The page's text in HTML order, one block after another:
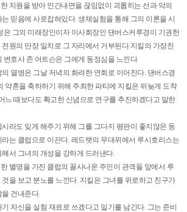
지원을 받아 인간내면을 끊임없이 괴롭히는 선과 악의
믿음에 사로잡혀있다. 생체실험을 통해 그의 이론을 시
은 그의 미래장인이자 이사회장인 댄버스커루경이 기권한
원의 만장 일치로 그 자리에서 거부된다.지킬의 가장친
변호사 존 어트슨은 그에게 동정심을 느낀다.
열병은 그날 저녁의 화려한 연회로 이어진다. 댄버스경
약혼을 축하하기 위해 주최한 파티에 지킬은 뒤늦게 도착
느 때보다도 확고한 신념으로 연구를 추진하겠다고 말한
라도 잊게 해주기 위해 그를 그다지 평판이 좋지않은 동
는 클럽으로 이끈다. 레드랫의 무대위에서 루시호리스는
서 그녀의 개성을 강하게 드러낸다.
별명을 가진 클럽의 꼴사나운 주인이 관객들 앞에서 루
을 보고 분노를 느낀다. 지킬은 그녀를 위로하고 친구가
건내준다.
자신을 실험 재료로 쓰겠다고 일기를 남긴다. 그는 준비